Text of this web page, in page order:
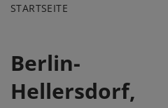
STARTSEITE
Berlin-
Hellersdorf,